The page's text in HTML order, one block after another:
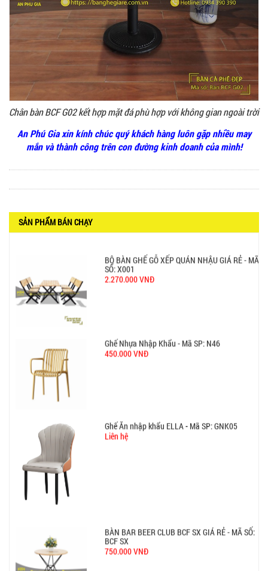
Chân bàn BCF G02 kết hợp mặt đá phù hợp với không gian ngoài trời
An Phú Gia xin kính chúc quý khách hàng luôn gặp nhiều may
mắn và thành công trên con đường kinh doanh của mình!
SẢN PHẨM BÁN CHẠY
GHẾ XẾP GẤP GIÁ RẺ - MÃ SỐ: X001
380.000 VNĐ
BÀN CAFE BCF01 GIÁ RẺ - MÃ SỐ: BCF01
650.000 VNĐ
SỐ: X001
Ghế Nhựa Nhập Khẩu - Mã SP: N46
450.000 VNĐ
Ghế Ăn nhập khẩu ELLA - Mã SP: GNK05
Liên hệ
GHẾ EAMES - GHẾ NHỰA CAFE CHÂN GỖ GIÁ RẺ
- MÃ SỐ: M002
550.000 VNĐ